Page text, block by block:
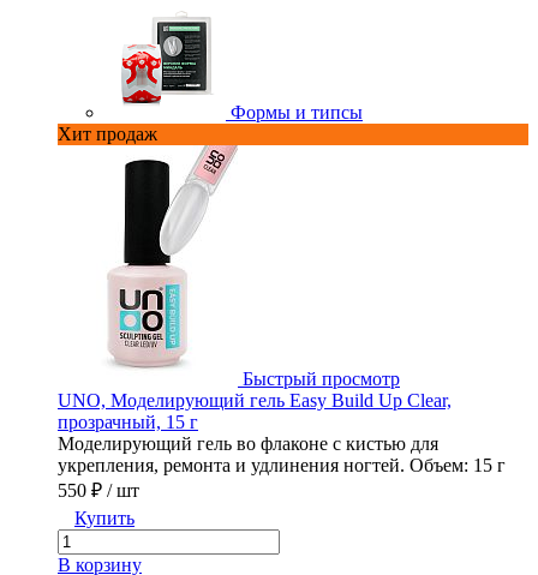
Формы и типсы
Хит продаж
Быстрый просмотр
UNO, Моделирующий гель Easy Build Up Clear,
прозрачный, 15 г
Моделирующий гель во флаконе с кистью для
укрепления, ремонта и удлинения ногтей. Объем: 15 г
550 ₽ / шт
Купить
В корзину